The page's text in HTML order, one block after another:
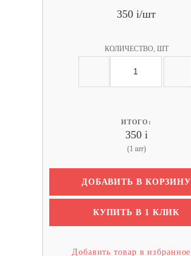
350 i/шт
КОЛИЧЕСТВО, ШТ
ИТОГО:
350 i
(1 шт)
ДОБАВИТЬ В КОРЗИНУ
КУПИТЬ В 1 КЛИК
Добавить товар в избранное